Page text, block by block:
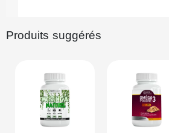
Produits suggérés